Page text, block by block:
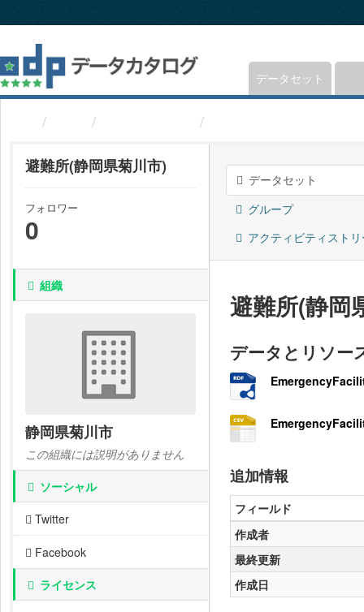
キ
プ
し
て
データセット
避難所(静岡県菊川市)
フォロワー
0
組織
静岡県菊川市
この組織には説明がありません
ソーシャル
Twitter
Facebook
ライセンス
データセット
グループ
アクティビティスト
避難所(静岡
データとリソー
追加情報
フィールド
作成者
最終更新
作成日